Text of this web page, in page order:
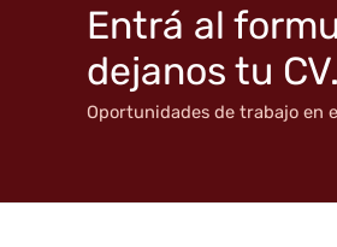
Entrá al
dejanos tu CV.
Oportunidades de trabajo en